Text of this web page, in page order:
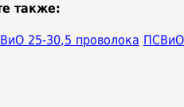
также:
25-30,5 проволока